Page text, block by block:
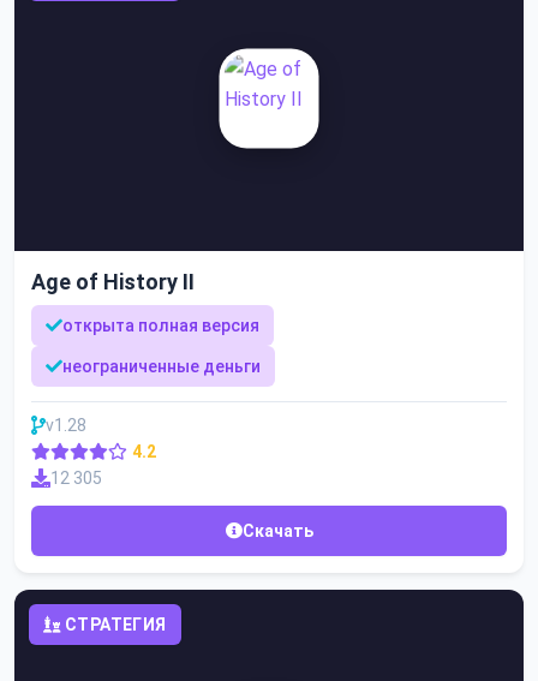
Age of History II
открыта полная версия
неограниченные деньги
v1.28
4.2
12 305
Скачать
СТРАТЕГИЯ